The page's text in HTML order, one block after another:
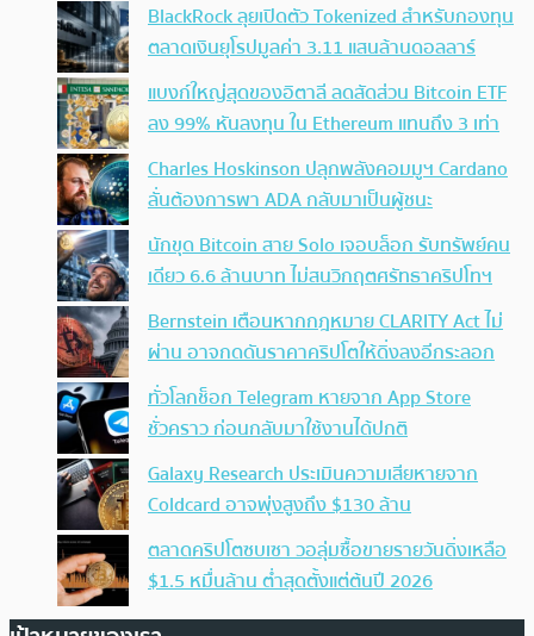
BlackRock ลุยเปิดตัว Tokenized สำหรับกองทุน
ตลาดเงินยุโรปมูลค่า 3.11 แสนล้านดอลลาร์
แบงก์ใหญ่สุดของอิตาลี ลดสัดส่วน Bitcoin ETF
ลง 99% หันลงทุน ใน Ethereum แทนถึง 3 เท่า
Charles Hoskinson ปลุกพลังคอมมูฯ Cardano
ลั่นต้องการพา ADA กลับมาเป็นผู้ชนะ
นักขุด Bitcoin สาย Solo เจอบล็อก รับทรัพย์คน
เดียว 6.6 ล้านบาท ไม่สนวิกฤตศรัทธาคริปโทฯ
Bernstein เตือนหากกฎหมาย CLARITY Act ไม่
ผ่าน อาจกดดันราคาคริปโตให้ดิ่งลงอีกระลอก
ทั่วโลกช็อก Telegram หายจาก App Store
ชั่วคราว ก่อนกลับมาใช้งานได้ปกติ
Galaxy Research ประเมินความเสียหายจาก
Coldcard อาจพุ่งสูงถึง $130 ล้าน
ตลาดคริปโตซบเซา วอลุ่มซื้อขายรายวันดิ่งเหลือ
$1.5 หมื่นล้าน ต่ำสุดตั้งแต่ต้นปี 2026